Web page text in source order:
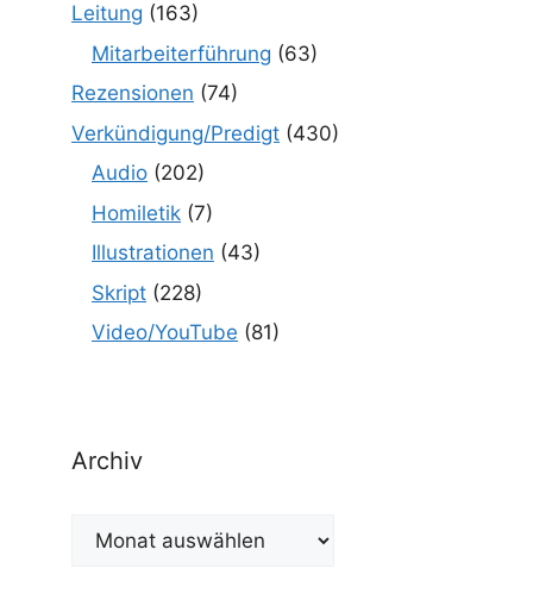
Leitung (163)
Mitarbeiterführung (63)
Rezensionen (74)
Verkündigung/Predigt (430)
Audio (202)
Homiletik (7)
Illustrationen (43)
Skript (228)
Video/YouTube (81)
Archiv
Archiv